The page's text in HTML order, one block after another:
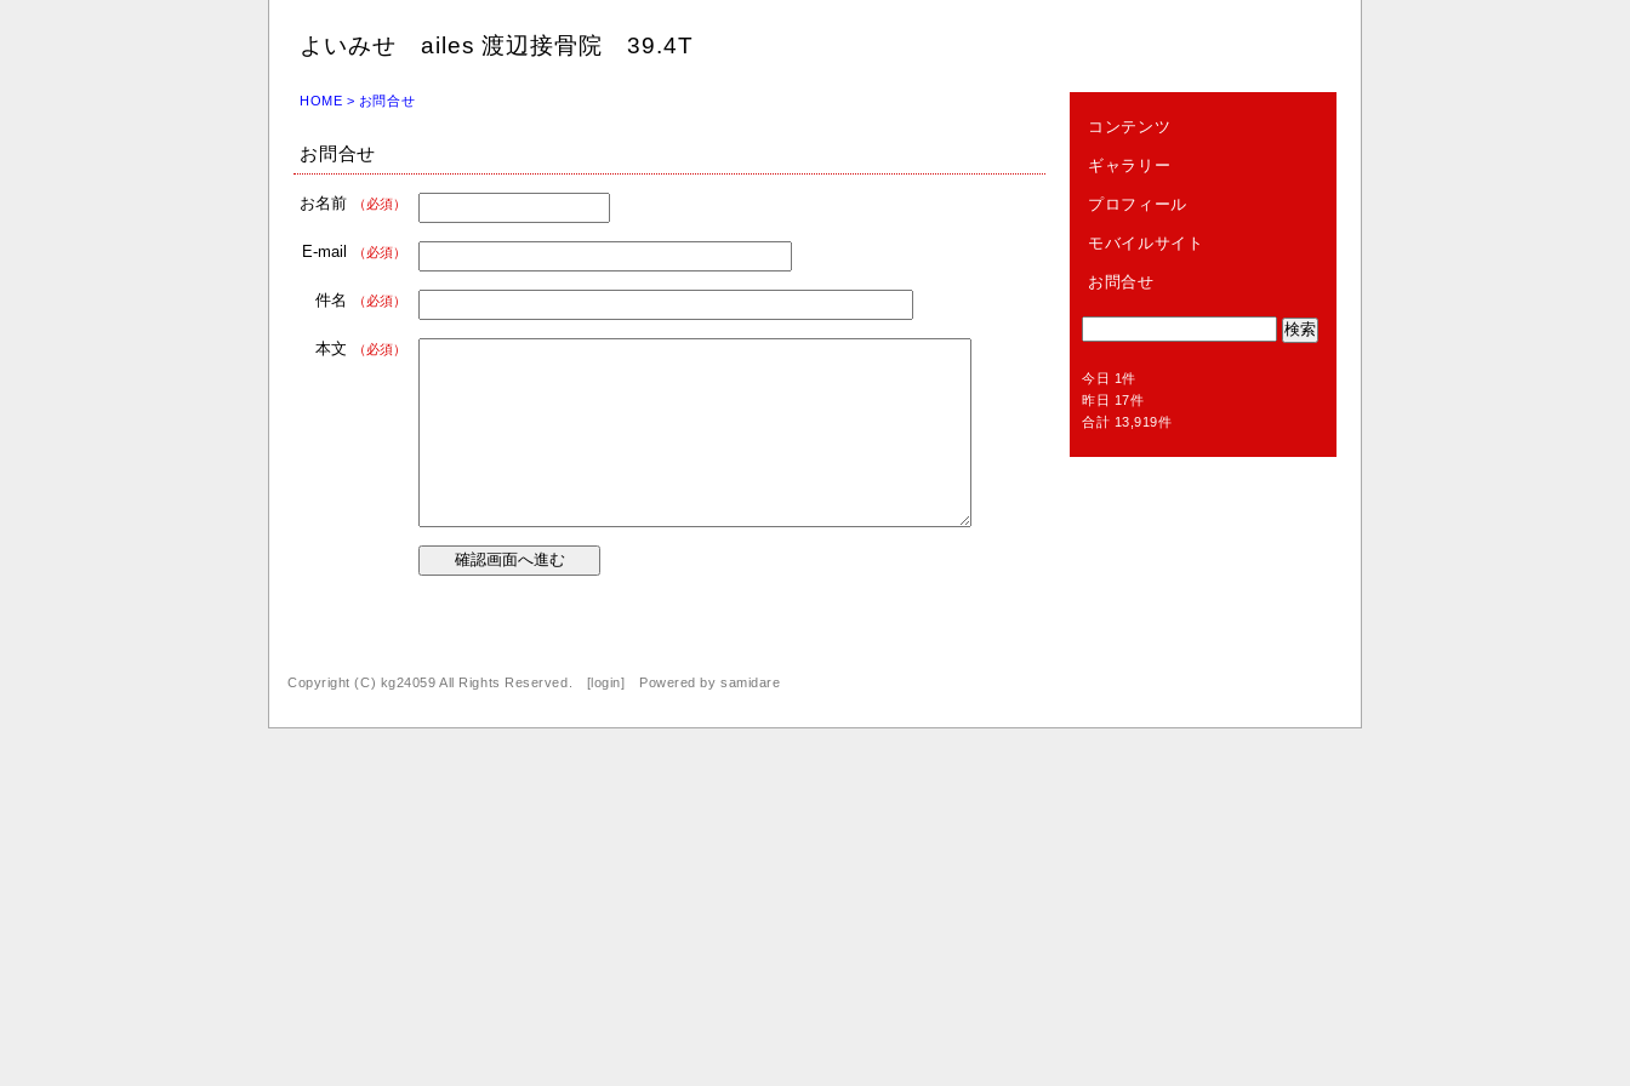
よいみせ ailes 渡辺接骨院 39.4T
HOME > お問合せ
お問合せ
お名前 （必須）
E-mail （必須）
件名 （必須）
本文 （必須）
コンテンツ
ギャラリー
プロフィール
モバイルサイト
お問合せ
今日 1件
昨日 17件
合計 13,919件
Copyright (C) kg24059 All Rights Reserved. [login] Powered bysamidare